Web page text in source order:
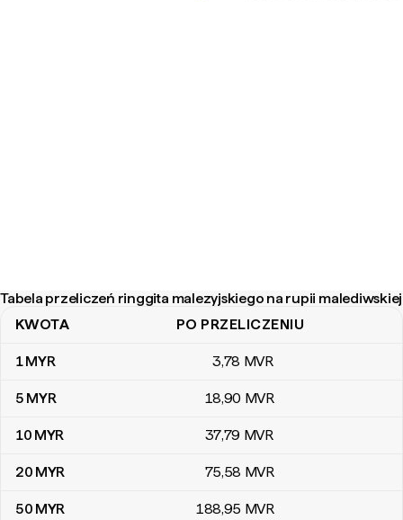
Tabela przeliczeń ringgita malezyjskiego na rupii malediwskiej
Tabela przeliczeń ringgita malezyjskiego na rupii malediwskiej
KWOTA PO PRZELICZENIU
1MYR 3,78 MVR
5 MYR 18,90 MVR
10 MYR 37,79 MVR
20 MYR 75,58 MVR
50 MYR 188,95 MVR